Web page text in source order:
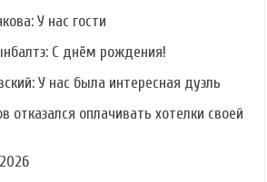
У нас гости
С днём рождения!
У нас была интересная дуэль
отказался оплачивать хотелки своей